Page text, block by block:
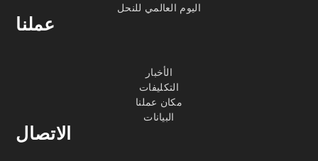
اليوم العالمي للنحل
عملنا
الأخبار
التكليفات
مكان عملنا
البيانات
الاتصال